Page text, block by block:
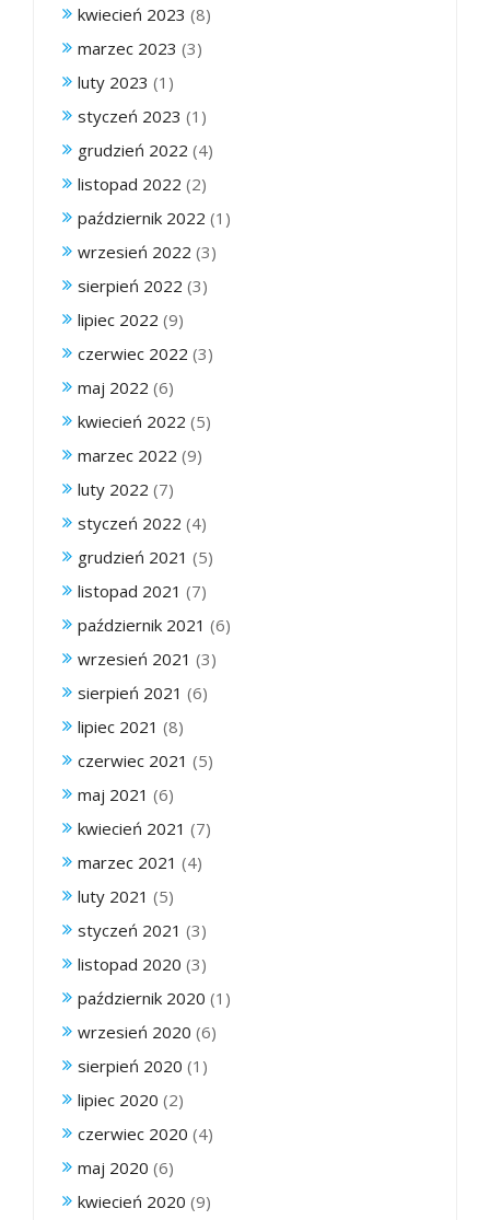
kwiecień 2023 (8)
marzec 2023 (3)
luty 2023 (1)
styczeń 2023 (1)
grudzień 2022 (4)
listopad 2022 (2)
październik 2022 (1)
wrzesień 2022 (3)
sierpień 2022 (3)
lipiec 2022 (9)
czerwiec 2022 (3)
maj 2022 (6)
kwiecień 2022 (5)
marzec 2022 (9)
luty 2022 (7)
styczeń 2022 (4)
grudzień 2021 (5)
listopad 2021 (7)
październik 2021 (6)
wrzesień 2021 (3)
sierpień 2021 (6)
lipiec 2021 (8)
czerwiec 2021 (5)
maj 2021 (6)
kwiecień 2021 (7)
marzec 2021 (4)
luty 2021 (5)
styczeń 2021 (3)
listopad 2020 (3)
październik 2020 (1)
wrzesień 2020 (6)
sierpień 2020 (1)
lipiec 2020 (2)
czerwiec 2020 (4)
maj 2020 (6)
kwiecień 2020 (9)